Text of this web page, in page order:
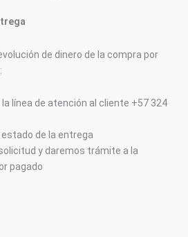
de dinero de la compra por
la línea de atención al cliente +57 324
de la entrega
y daremos trámite a la
pagado